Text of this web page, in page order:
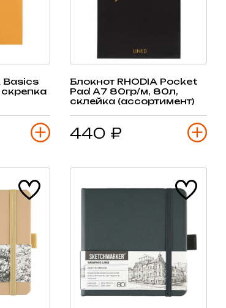
Basics
Блокнот RHODIA Pocket
Pad А7 80гр/м, 80л,
склейка (ассортимент)
440 ₽